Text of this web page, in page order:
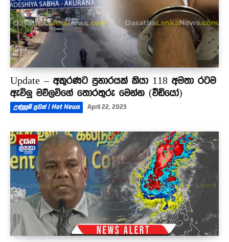
Update – අකුරණට ප්‍රහාරයක් කියා 118 අමතා රටම
ඇවිලූ මව්ලවිගේ තොරතුරු මෙන්න (වීඩියෝ)
උණුසුම් පුවත් | Hot News April 22, 2023